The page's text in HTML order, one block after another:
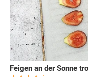
Feigen an der Sonne